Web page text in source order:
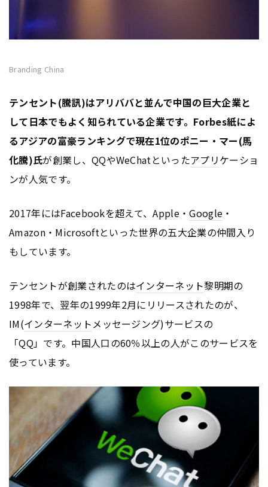
Branding China
テンセント(騰訊)はアリババと並んで中国の巨大企業と
して日本でもよく知られている企業です。Forbes紙によ
るアジアの富豪ランキングで現在1位のポニー・マー(馬
化騰)氏が創業し、QQやWeChatといったアプリケーショ
ンが人気です。
2017年にはFacebookを超えて、Apple・Google ・
Amazon・Microsoftといった世界の五大企業の仲間入り
もしています。
テンセントが創業されたのはインターネット黎明期の
1998年で、翌年の1999年2月にリリースされたのが、
IM(インターネットメッセージング)サービスの
「QQ」です。中国人口の60％以上の人がこのサービスを
使っています。